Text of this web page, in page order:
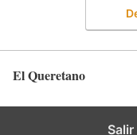
El Queretano